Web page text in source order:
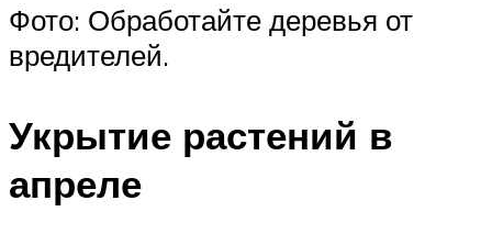
Фото: Обработайте деревья от
вредителей.
Укрытие растений в
апреле